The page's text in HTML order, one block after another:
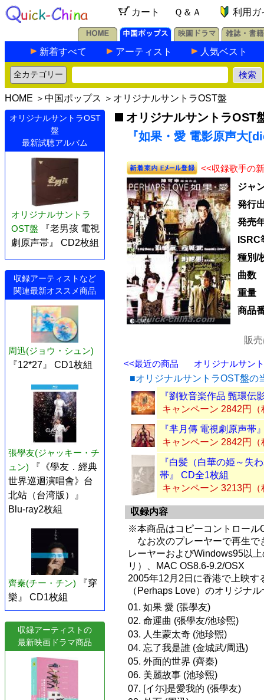
カート Ｑ＆Ａ 利用ガ
新着すべて アーティスト 人気ベスト
HOME ＞ 中国ポップス ＞ オリジナルサントラOST盤
オリジナルサントラOST
盤
最新試聴アルバム
オリジナルサントラ
OST盤
『老男孩 電視
劇原声帯』 CD2枚組
収録アーティストなど
関連最新オススメ商品
周迅(ジョウ・シュン)
『12*27』 CD1枚組
張學友(ジャッキー・チ
ュン)
『《學友．經典
世界巡迴演唱會》台
北站（台湾版）』
Blu-ray2枚組
齊秦(チー・チン)
『穿
樂』 CD1枚組
収録アーティストの
最新映画ドラマ商品
オリジナルサントラOST
『如果・愛 電影原声大
<<収録歌手の
ジャ
発行
発売
ISRC
種別/
曲数
重量
商品
販
<<最近の商品
オリジナルサン
■オリジナルサントラOST盤の
『劉歓音楽作品 甄環伝
キャンペーン 2842円（
『芈月傳 電視劇原声帯
キャンペーン 2842円（
『白髪（白華の姫～失
帯』 CD全1枚組
キャンペーン 3213円（
収録内容
※本商品はコピーコントロー
なお次のプレーヤーで再生
レーヤーおよびWindows95以
リ）、MAC OS8.6-9.2/OSX
2005年12月2日に香港で上映
（Perhaps Love）のオリジナ
01. 如果 愛 (張學友)
02. 命運曲 (張學友/池珍煕)
03. 人生蒙太奇 (池珍煕)
04. 忘了我是誰 (金城武/周迅)
05. 外面的世界 (齊秦)
06. 美麗故事 (池珍煕)
07. [イ尓]是愛我的 (張學友)